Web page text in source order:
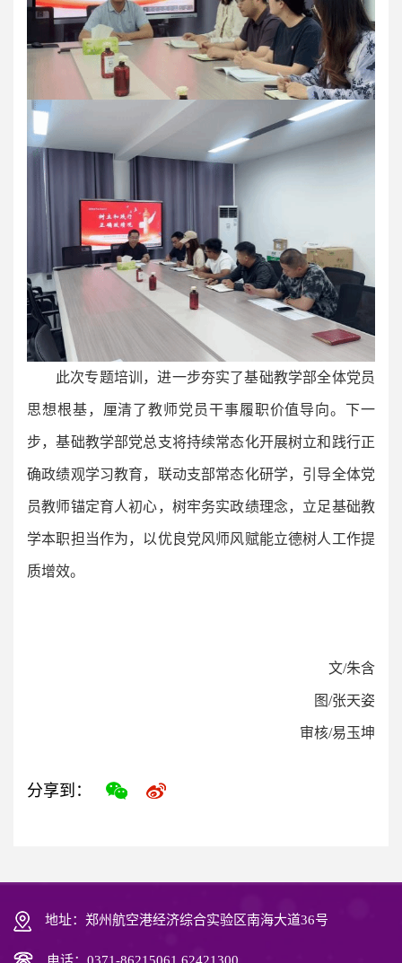
此次专题培训，进一步夯实了基础教学部全体党员
思想根基，厘清了教师党员干事履职价值导向。下一
步，基础教学部党总支将持续常态化开展树立和践行正
确政绩观学习教育，联动支部常态化研学，引导全体党
员教师锚定育人初心，树牢务实政绩理念，立足基础教
学本职担当作为，以优良党风师风赋能立德树人工作提
质增效。
文/朱含
图/张天姿
审核/易玉坤
分享到：
地址：郑州航空港经济综合实验区南海大道36号
电话：0371-86215061 62421300